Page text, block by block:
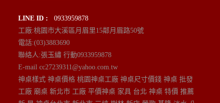
LINE ID :
0933959878
工廠:桃園市大溪區月眉里15鄰月眉路50號
電話:(03)3883690
聯絡人:張玉繡 行動0933959878
E-mail cc27239311@yahoo.com.tw
神桌樣式 神桌價格 桃園神桌工廠 神桌尺寸價錢 神桌 批發
工廠 廟桌 新北市 工廠 平價神桌 家具 台北 神桌 特價 推薦